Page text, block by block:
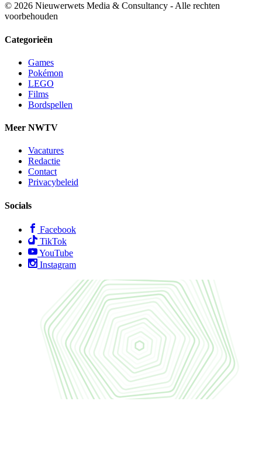
© 2026 Nieuwerwets Media & Consultancy - Alle rechten
voorbehouden
Categorieën
Games
Pokémon
LEGO
Films
Bordspellen
Meer NWTV
Vacatures
Redactie
Contact
Privacybeleid
Socials
Facebook
TikTok
YouTube
Instagram